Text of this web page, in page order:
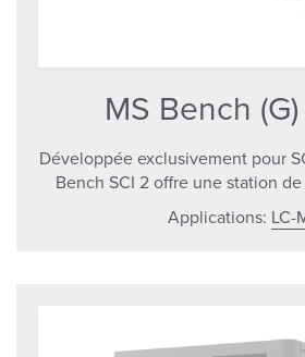
MS Bench
Développée exclusivement pour
Bench SCI 2 offre une station
Applications: LC-